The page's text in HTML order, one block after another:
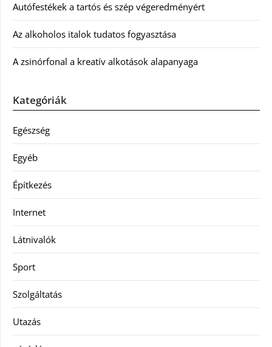
Autófestékek a tartós és szép végeredményért
Az alkoholos italok tudatos fogyasztása
A zsinórfonal a kreatív alkotások alapanyaga
Kategóriák
Egészség
Egyéb
Építkezés
Internet
Látnivalók
Sport
Szolgáltatás
Utazás